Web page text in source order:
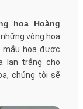
hoa Hoàng
vòng hoa
mẫu hoa được
lan trắng cho
chúng tôi sẽ